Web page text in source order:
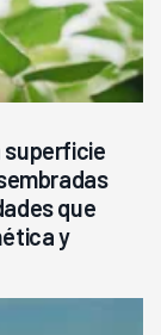
superficie
que
y